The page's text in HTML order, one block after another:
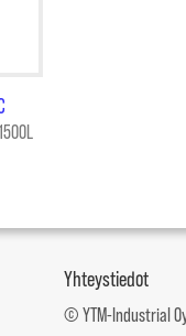
Yhteystiedot
© YTM-Industrial